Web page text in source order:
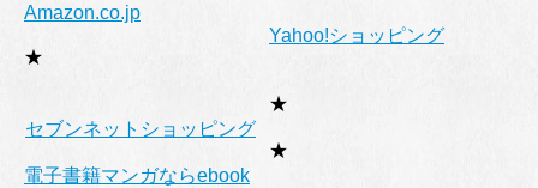
Amazon.co.jp
★
Yahoo!ショッピング
★
セブンネットショッピング
★
電子書籍マンガならebook